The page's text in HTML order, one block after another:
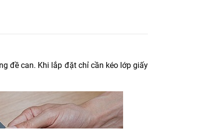
LH 0916.422.522 để nhận báo giá sàn
đề can. Khi lắp đặt chỉ cần kéo lớp giấy